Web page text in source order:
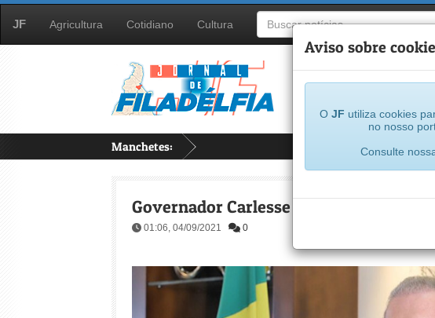
JF Agricultura Cotidiano Cultura
Manchetes: ...
Aviso sobre
O JF utiliza cookies
no nosso
Consulte
Governador Carlesse decreta ponto
01:06, 04/09/2021 0